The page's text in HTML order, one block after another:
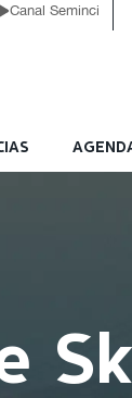
Canal Seminci